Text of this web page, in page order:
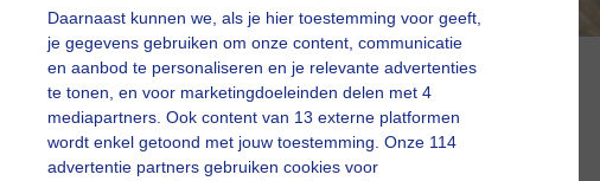
Daarnaast kunnen we, als je hier toestemming voor geeft,
je gegevens gebruiken om onze content, communicatie
en aanbod te personaliseren en je relevante advertenties
te tonen, en voor marketingdoeleinden delen met 4
mediapartners. Ook content van 13 externe platformen
wordt enkel getoond met jouw toestemming. Onze 114
advertentie partners gebruiken cookies voor
in het luchtverkeer.
Gemaakt: 11-11-2025, 71x bekeken
Wolken Dieren